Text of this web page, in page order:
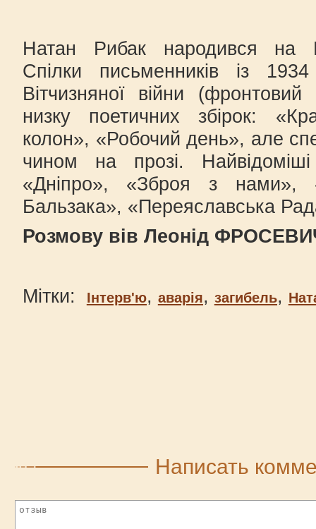
Натан Рибак народився на
Спілки письменників із
Вітчизняної війни
низку поетичних збірок:
колон», «Робочий день», але
чином на прозі.
«Дніпро», «Зброя з
Бальзака», «Переяславська
Розмову вів Леонід
Мітки: Інтерв'ю, аварія, загибель,
Написать